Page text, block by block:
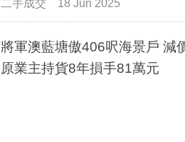
二手成交 18 Jun 2025
將軍澳藍塘傲406呎海景戶 減價11%至572萬元成交
原業主持貨8年損手81萬元